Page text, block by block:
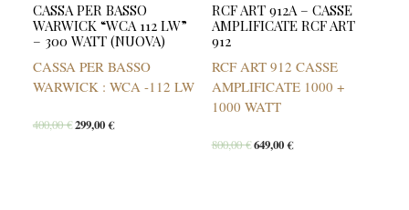
CASSA PER BASSO
WARWICK “WCA 112 LW”
– 300 WATT (NUOVA)
CASSA PER BASSO
WARWICK : WCA -112 LW
400,00€299,00€
RCF ART 912A – CASSE
AMPLIFICATE RCF ART
912
RCF ART 912 CASSE
AMPLIFICATE 1000 +
1000 WATT
800,00€649,00€